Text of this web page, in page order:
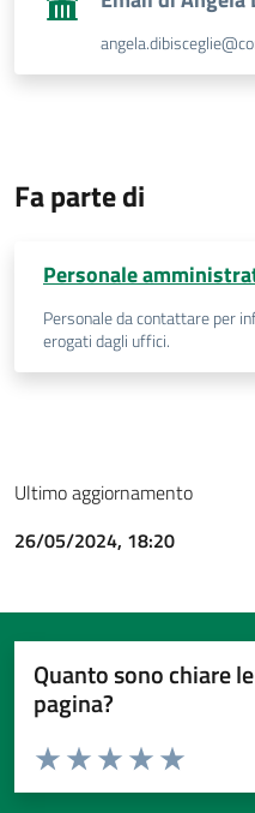
Fa parte di
Personale
Personale da contattare per
erogati dagli uffici.
Ultimo aggiornamento
26/05/2024, 18:20
Quanto sono chiare
pagina?
Valuta da 1 a 5 stelle la pagina
Valuta 5
Valuta 4 stelle
Valuta 3 stelle su 5
Valuta 2 stelle su 5
Valuta 1 stelle su 5